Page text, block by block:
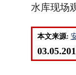
水库现场
本文来源: